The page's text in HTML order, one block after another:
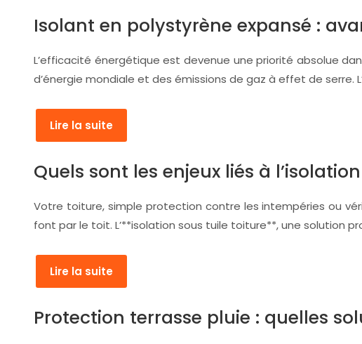
Isolant en polystyrène expansé :
L’efficacité énergétique est devenue une priorité absolue
d’énergie mondiale et des émissions de gaz à effet de
Lire la suite
Quels sont les enjeux liés à
Votre toiture, simple protection contre les intempéries ou
font par le toit. L’**isolation sous tuile toiture**, une solution
Lire la suite
Protection terrasse pluie : quelles